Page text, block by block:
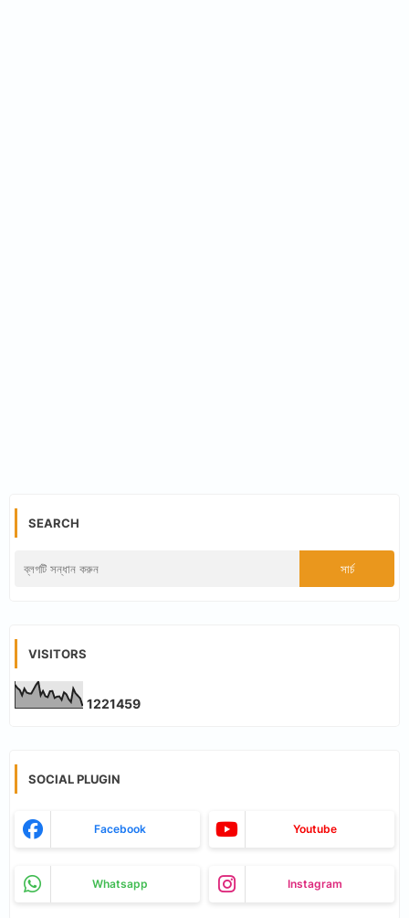
SEARCH
VISITORS
1221459
SOCIAL PLUGIN
Facebook Youtube
Whatsapp Instagram